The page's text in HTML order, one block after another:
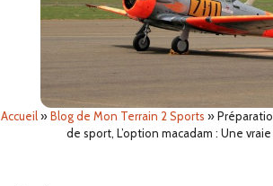
Accueil»Blog de Mon Terrain 2 Sports »
de sport, L’option macadam : Une